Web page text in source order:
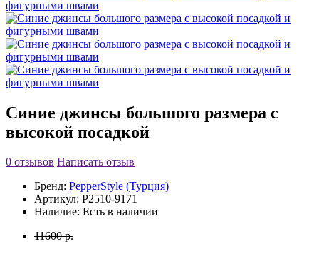
Синие джинсы большого размера с
высокой посадкой
0 отзывов Написать отзыв
Бренд: PepperStyle (Турция)
Артикул: P2510-9171
Наличие: Есть в наличии
11600 р.